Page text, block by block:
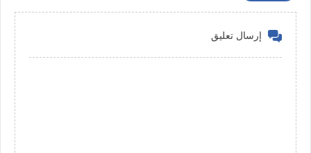
إرسال تعليق